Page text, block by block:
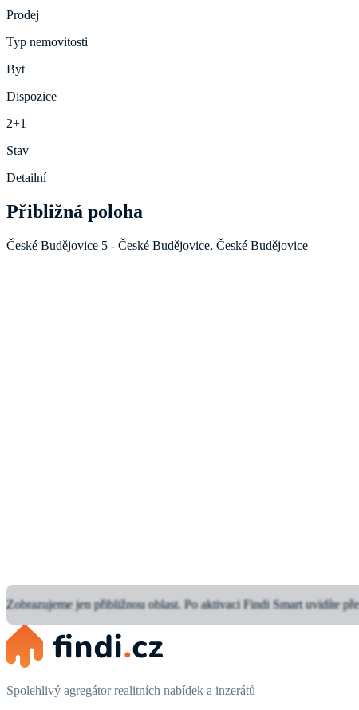
Prodej
Typ nemovitosti
Byt
Dispozice
2+1
Stav
Detailní
Přibližná poloha
České Budějovice 5 - České Budějovice, České Budějovice
Zobrazujeme jen přibližnou oblast. Po aktivaci Findi Smart uvidíte
Spolehlivý agregátor realitních nabídek a inzerátů